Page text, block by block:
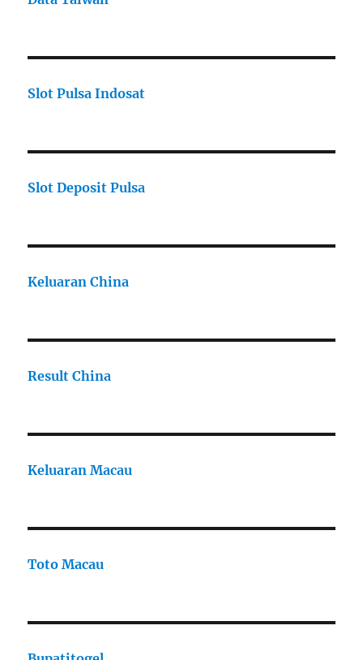
Slot Pulsa Indosat
Slot Deposit Pulsa
Keluaran China
Result China
Keluaran Macau
Toto Macau